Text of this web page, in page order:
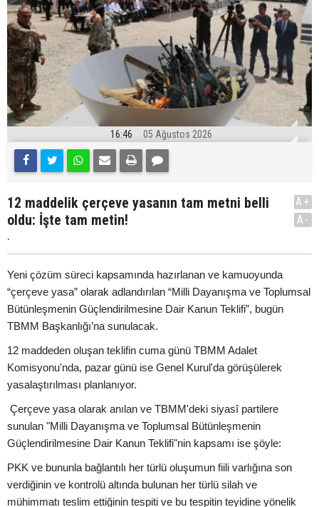
16:46 05 Ağustos 2026
12 maddelik çerçeve yasanın tam metni belli
oldu: İşte tam metin!
.
A+
A-
Yeni çözüm süreci kapsamında hazırlanan ve kamuoyunda
“çerçeve yasa” olarak adlandırılan “Milli Dayanışma ve Toplumsal
Bütünleşmenin Güçlendirilmesine Dair Kanun Teklifi”, bugün
TBMM Başkanlığı’na sunulacak.
12 maddeden oluşan teklifin cuma günü TBMM Adalet
Komisyonu'nda, pazar günü ise Genel Kurul'da görüşülerek
yasalaştırılması planlanıyor.
Çerçeve yasa olarak anılan ve TBMM'deki siyasî partilere
sunulan "Milli Dayanışma ve Toplumsal Bütünleşmenin
Güçlendirilmesine Dair Kanun Teklifi"nin kapsamı ise şöyle:
PKK ve bununla bağlantılı her türlü oluşumun fiili varlığına son
verdiğinin ve kontrolü altında bulunan her türlü silah ve
mühimmatı teslim ettiğinin tespiti ve bu tespitin teyidine yönelik